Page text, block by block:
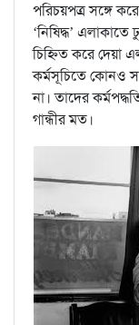
পরিচয়পত্র সঙ্গে
‘নিষিদ্ধ’ এলাকাতে
চিহ্নিত করে দেয়া
কর্মসূচিতে কোনও
না। তাদের
গান্ধীর মত।